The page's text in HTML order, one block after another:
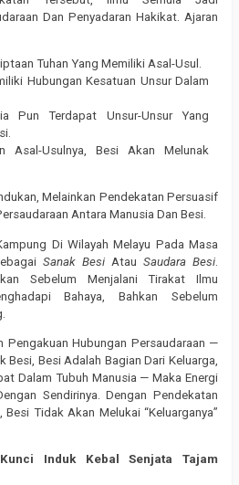
Dan Penyadaran Hakikat. Ajaran
Tuhan Yang Memiliki Asal-Usul.
Hubungan Kesatuan Unsur Dalam
Pun Terdapat Unsur-Unsur Yang
Asal-Usulnya, Besi Akan Melunak
Melainkan Pendekatan Persuasif
Antara Manusia Dan Besi.
Di Wilayah Melayu Pada Masa
Sanak Besi Atau Saudara Besi
Sebelum Menjalani Tirakat Ilmu
Bahaya, Bahkan Sebelum
Pengakuan Hubungan Persaudaraan —
Besi, Besi Adalah Bagian Dari Keluarga,
Dalam Tubuh Manusia — Maka Energi
Sendirinya. Dengan Pendekatan
Tidak Akan Melukai “Keluarganya”
Induk Kebal Senjata Tajam